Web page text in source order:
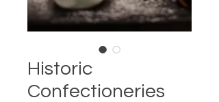
Historic
Confectioneries